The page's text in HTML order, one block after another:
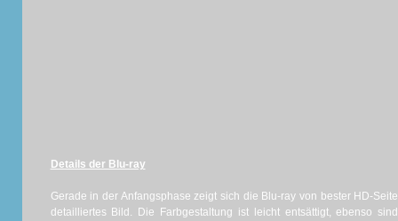
Details der Blu-ray
Gerade in der Anfangsphase zeigt sich die Blu-ray von bester HD-
detailliertes Bild. Die Farbgestaltung ist leicht entsättigt, ebenso